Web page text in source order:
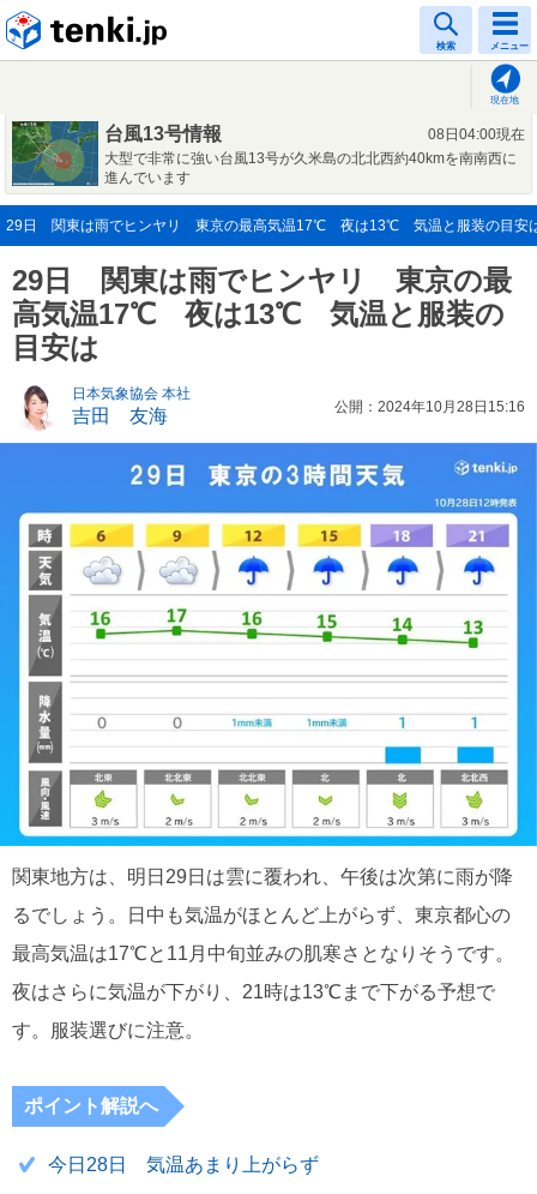
検索 メニュー
現在地
台風13号情報
08日04:00現在
大型で非常に強い台風13号が久米島の北北西約40kmを南南西に
進んでいます
29日 関東は雨でヒンヤリ 東京の最高気温17℃ 夜は13℃ 気温と服装の目安
29日 関東は雨でヒンヤリ 東京の最
高気温17℃ 夜は13℃ 気温と服装の
目安は
日本気象協会 本社
吉田 友海 公開：2024年10月28日15:16
関東地方は、明日29日は雲に覆われ、午後は次第に雨が降
るでしょう。日中も気温がほとんど上がらず、東京都心の
最高気温は17℃と11月中旬並みの肌寒さとなりそうです。
夜はさらに気温が下がり、21時は13℃まで下がる予想で
す。服装選びに注意。
ポイント解説へ
今日28日 気温あまり上がらず